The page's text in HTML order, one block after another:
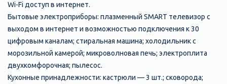
Wi-Fi доступ в интернет.
Бытовые электроприборы: плазменный SMART телевизор с
выходом в интернет и возможностью подключения к 30
цифровым каналам; стиральная машина; холодильник с
морозильной камерой; микроволновая печь; электроплита
двухкомфорочная; пылесос.
Кухонные принадлежности: кастрюли — 3 шт.; сковорода;